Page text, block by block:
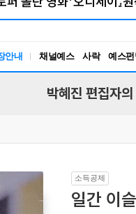
안내 채널예스 사락 예스펀
박혜진 편집자
소득공제
일간 이